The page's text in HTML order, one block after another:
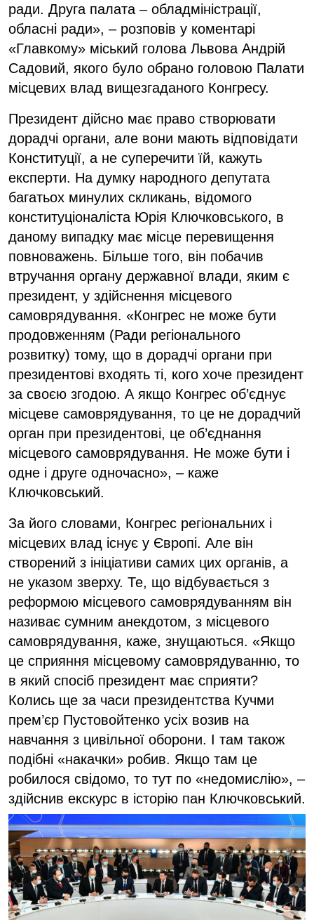
ради. Друга палата – обладміністрації,
обласні ради», – розповів у коментарі
«Главкому» міський голова Львова Андрій
Садовий, якого було обрано головою Палати
місцевих влад вищезгаданого Конгресу.
Президент дійсно має право створювати
дорадчі органи, але вони мають відповідати
Конституції, а не суперечити їй, кажуть
експерти. На думку народного депутата
багатьох минулих скликань, відомого
конституціоналіста Юрія Ключковського, в
даному випадку має місце перевищення
повноважень. Більше того, він побачив
втручання органу державної влади, яким є
президент, у здійснення місцевого
самоврядування. «Конгрес не може бути
продовженням (Ради регіонального
розвитку) тому, що в дорадчі органи при
президентові входять ті, кого хоче президент
за своєю згодою. А якщо Конгрес об’єднує
місцеве самоврядування, то це не дорадчий
орган при президентові, це об’єднання
місцевого самоврядування. Не може бути і
одне і друге одночасно», – каже
Ключковський.
За його словами, Конгрес регіональних і
місцевих влад існує у Європі. Але він
створений з ініціативи самих цих органів, а
не указом зверху. Те, що відбувається з
реформою місцевого самоврядуванням він
називає сумним анекдотом, з місцевого
самоврядування, каже, знущаються. «Якщо
це сприяння місцевому самоврядуванню, то
в який спосіб президент має сприяти?
Колись ще за часи президентства Кучми
прем’єр Пустовойтенко усіх возив на
навчання з цивільної оборони. І там також
подібні «накачки» робив. Якщо там це
робилося свідомо, то тут по «недомислію», –
здійснив екскурс в історію пан Ключковський.